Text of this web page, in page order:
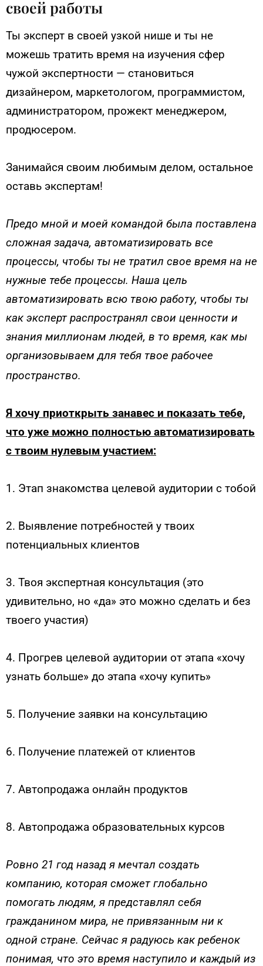
своей работы
Ты эксперт в своей узкой нише и ты не
можешь тратить время на изучения сфер
чужой экспертности — становиться
дизайнером, маркетологом, программистом,
администратором, прожект менеджером,
продюсером.
Занимайся своим любимым делом, остальное
оставь экспертам!
Предо мной и моей командой была поставлена
сложная задача, автоматизировать все
процессы, чтобы ты не тратил свое время на не
нужные тебе процессы. Наша цель
автоматизировать всю твою работу, чтобы ты
как эксперт распространял свои ценности и
знания миллионам людей, в то время, как мы
организовываем для тебя твое рабочее
пространство.
Я хочу приоткрыть занавес и показать тебе,
что уже можно полностью автоматизировать
с твоим нулевым участием:
1. Этап знакомства целевой аудитории с тобой
2. Выявление потребностей у твоих
потенциальных клиентов
3. Твоя экспертная консультация (это
удивительно, но «да» это можно сделать и без
твоего участия)
4. Прогрев целевой аудитории от этапа «хочу
узнать больше» до этапа «хочу купить»
5. Получение заявки на консультацию
6. Получение платежей от клиентов
7. Автопродажа онлайн продуктов
8. Автопродажа образовательных курсов
Ровно 21 год назад я мечтал создать
компанию, которая сможет глобально
помогать людям, я представлял себя
гражданином мира, не привязанным ни к
одной стране. Cейчас я радуюсь как ребенок
понимая, что это время наступило и каждый из